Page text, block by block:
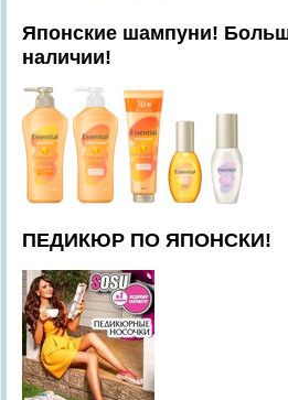
Японские шампуни!
наличии!
ПЕДИКЮР ПО ЯПОНСКИ!